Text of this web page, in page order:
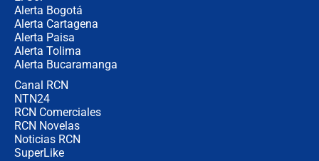
Alerta Bogotá
Alerta Cartagena
Alerta Paisa
Alerta Tolima
Alerta Bucaramanga
Canal RCN
NTN24
RCN Comerciales
RCN Novelas
Noticias RCN
SuperLike